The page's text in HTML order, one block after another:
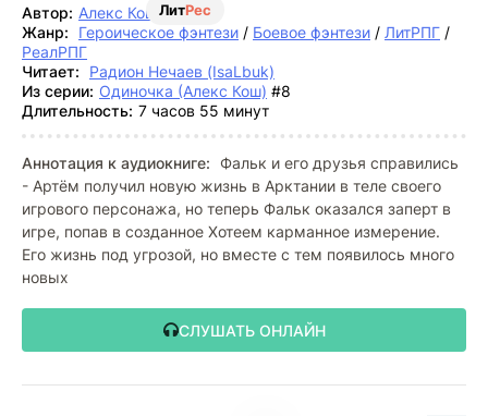
ЛитРес
Автор: Алекс Кош
Жанр:
Героическое фэнтези / Боевое фэнтези / ЛитРПГ /
РеалРПГ
Читает:
Радион Нечаев (IsaLbuk)
Из серии: Одиночка (Алекс Кош) #8
Длительность: 7 часов 55 минут
Аннотация к аудиокниге:
Фальк и его друзья справились
- Артём получил новую жизнь в Арктании в теле своего
игрового персонажа, но теперь Фальк оказался заперт в
игре, попав в созданное Хотеем карманное измерение.
Его жизнь под угрозой, но вместе с тем появилось много
новых
СЛУШАТЬ ОНЛАЙН